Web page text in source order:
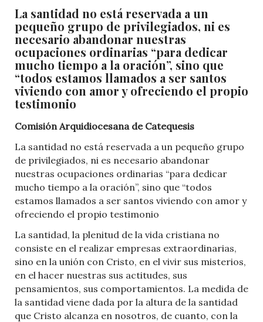
La santidad no está reservada a un
pequeño grupo de privilegiados, ni es
necesario abandonar nuestras
ocupaciones ordinarias “para dedicar
mucho tiempo a la oración”, sino que
“todos estamos llamados a ser santos
viviendo con amor y ofreciendo el propio
testimonio
Comisión Arquidiocesana de Catequesis
La santidad no está reservada a un pequeño grupo
de privilegiados, ni es necesario abandonar
nuestras ocupaciones ordinarias “para dedicar
mucho tiempo a la oración”, sino que “todos
estamos llamados a ser santos viviendo con amor y
ofreciendo el propio testimonio
La santidad, la plenitud de la vida cristiana no
consiste en el realizar empresas extraordinarias,
sino en la unión con Cristo, en el vivir sus misterios,
en el hacer nuestras sus actitudes, sus
pensamientos, sus comportamientos. La medida de
la santidad viene dada por la altura de la santidad
que Cristo alcanza en nosotros, de cuanto, con la